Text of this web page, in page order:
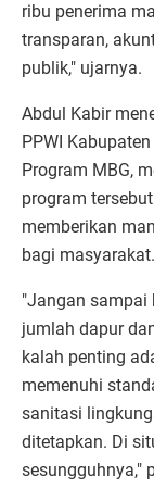
ribu penerima
transparan,
publik," ujarnya.
Abdul Kabir
PPWI
Program MBG,
program
memberikan
bagi masyarakat.
"Jangan sampai
jumlah dapur
kalah penting
memenuhi
sanitasi
ditetapkan. Di
sesungguhnya,"